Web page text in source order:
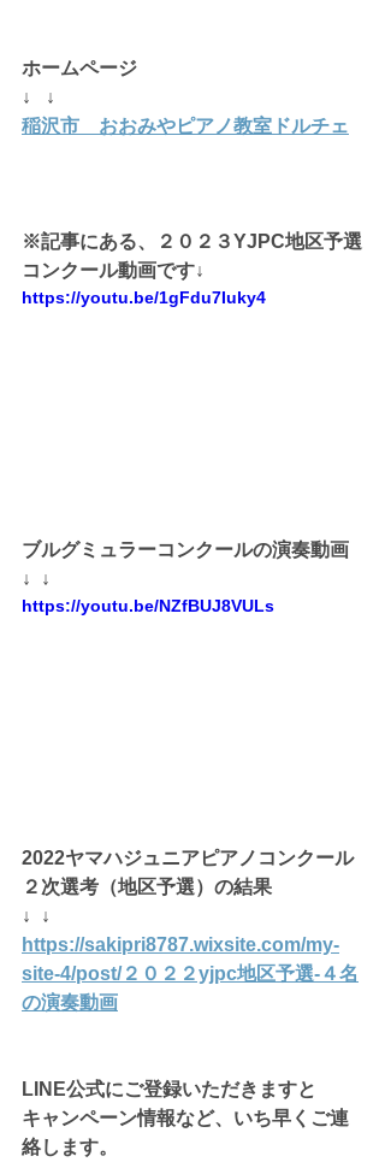
ホームページ
↓   ↓
稲沢市　おおみやピアノ教室ドルチェ
※記事にある、２０２３YJPC地区予選
コンクール動画です↓
https://youtu.be/1gFdu7Iuky4
ブルグミュラーコンクールの演奏動画
↓  ↓
https://youtu.be/NZfBUJ8VULs
2022ヤマハジュニアピアノコンクール
２次選考（地区予選）の結果
↓  ↓
https://sakipri8787.wixsite.com/my-
site-4/post/２０２２yjpc地区予選-４名
の演奏動画
LINE公式にご登録いただきますと
キャンペーン情報など、いち早くご連
絡します。